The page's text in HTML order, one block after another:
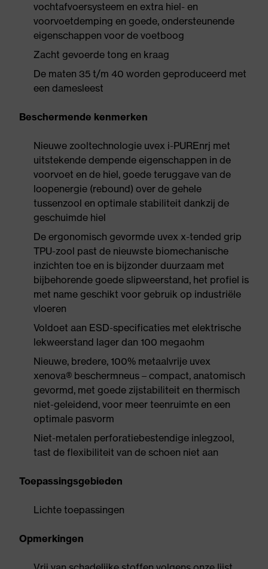
vochtafvoersysteem en extra hiel- en
voorvoetdemping en goede, ondersteunende
eigenschappen voor de voetboog
Zacht gevoerde tong en kraag
De maten 35 t/m 40 worden geproduceerd met
een damesleest
Beschermende kenmerken
Nieuwe zooltechnologie uvex i-PUREnrj met
uitstekende dempende eigenschappen in de
voorvoet en de hiel, goede teruggave van de
loopenergie (rebound) over de gehele
tussenzool en optimale stabiliteit dankzij de
geschuimde hiel
De ergonomisch gevormde uvex x-tended grip
TPU-zool past de nieuwste biomechanische
inzichten toe en is bijzonder duurzaam met
bijbehorende goede slipweerstand, het profiel is
met name geschikt voor gebruik op industriële
vloeren
Voldoet aan ESD-specificaties met elektrische
lekweerstand lager dan 100 megaohm
Nieuwe, bredere, 100% metaalvrije uvex
xenova® beschermneus – compact, anatomisch
gevormd, met goede zijstabiliteit en thermisch
niet-geleidend, voor meer teenruimte en een
optimale pasvorm
Niet-metalen perforatiebestendige inlegzool,
tast de flexibiliteit van de schoen niet aan
Toepassingsgebieden
Lichte toepassingen
Opmerkingen